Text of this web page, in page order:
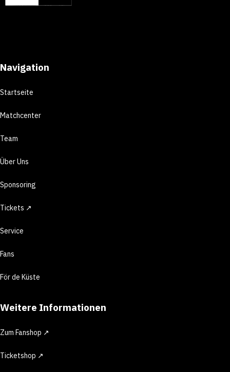
Navigation
Startseite
Matchcenter
Team
Über Uns
Sponsoring
Tickets ↗
Service
Fans
För de Küste
Weitere Informationen
Zum Fanshop ↗
Ticketshop ↗